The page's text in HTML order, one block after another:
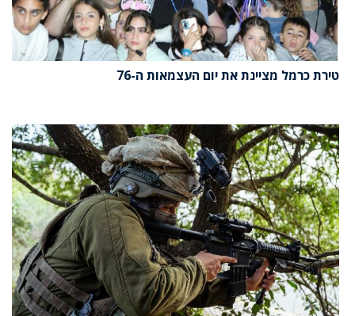
טירת כרמל מציינת את יום העצמאות ה-76